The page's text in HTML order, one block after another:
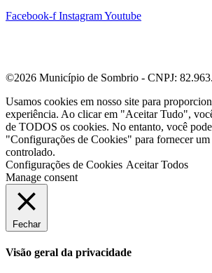
Facebook-f InstagramYoutube
©2026 Município de Sombrio - CNPJ:
Usamos cookies em nosso site para
experiência. Ao clicar em "Aceitar Tudo",
de TODOS os cookies. No entanto, você
"Configurações de Cookies" para fornecer
controlado.
Configurações de Cookies Aceitar Todos
Manage consent
Fechar
Visão geral da privacidade